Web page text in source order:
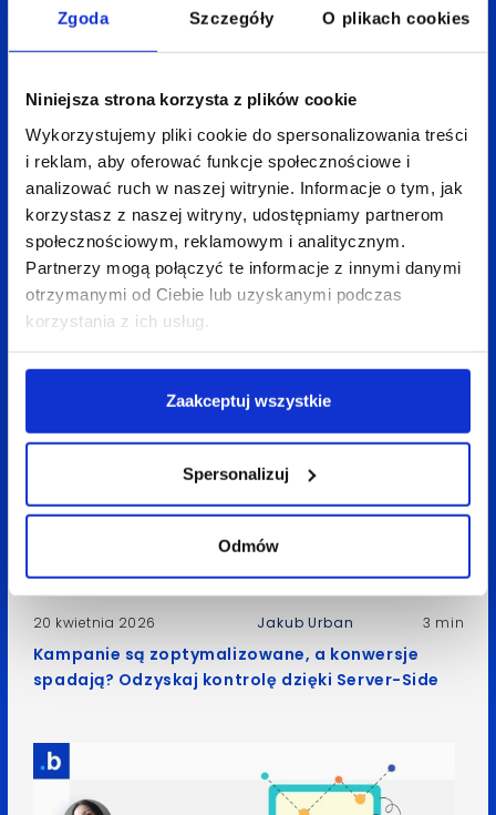
Zgoda Szczegóły O plikach cookies
Niniejsza strona korzysta z plików cookie
Wykorzystujemy pliki cookie do spersonalizowania treści
i reklam, aby oferować funkcje społecznościowe i
analizować ruch w naszej witrynie. Informacje o tym, jak
korzystasz z naszej witryny, udostępniamy partnerom
społecznościowym, reklamowym i analitycznym.
Partnerzy mogą połączyć te informacje z innymi danymi
otrzymanymi od Ciebie lub uzyskanymi podczas
korzystania z ich usług.
Zaakceptuj wszystkie
Spersonalizuj
Odmów
Spodobał Ci się artykuł? Udostępnij go:
Wróć do bloga
Zobacztakże:
20 kwietnia 2026 Jakub Urban 3 min
Kampanie są zoptymalizowane, a konwersje
spadają? Odzyskaj kontrolę dzięki Server-Side